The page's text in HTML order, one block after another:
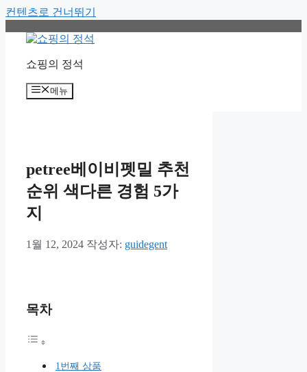
컨텐츠로 건너뛰기
쇼핑의 정석
메뉴
petree베이비펫밀 추천
순위 색다른 경험 5가
지
1월 12, 2024 작성자: guidegent
목차
1번째 상품